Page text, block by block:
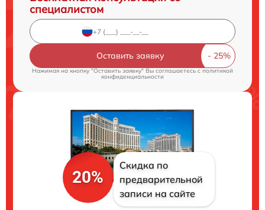
специалистом
Оставить заявку
Нажимая на кнопку "Оставить заявку" Вы соглашаетесь cполитикой
конфиденциальности
20%
Скидка по
предварительной
записи на сайте